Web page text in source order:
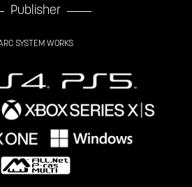
Publisher
SYSTEM WORKS